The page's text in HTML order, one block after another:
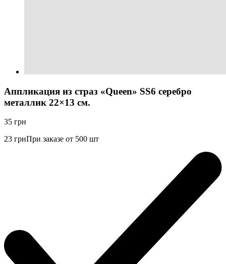
Аппликация из страз «Queen» SS6 серебро
металлик 22×13 см.
35 грн
23 грнПри заказе от 500 шт